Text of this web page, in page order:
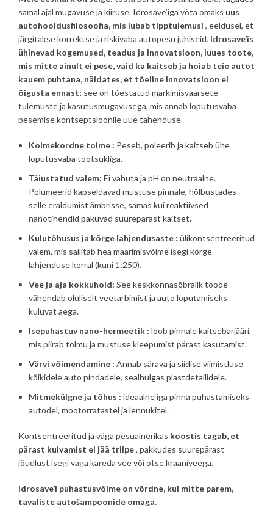
samal ajal mugavuse ja kiiruse. Idrosave’iga võta omaks uus
autohooldusfilosoofia, mis lubab tipptulemusi , eeldusel, et
järgitakse korrektse ja riskivaba autopesu juhiseid. Idrosave’is
ühinevad kogemused, teadus ja innovatsioon, luues toote,
mis mitte ainult ei pese, vaid ka kaitseb ja hoiab teie autot
kauem puhtana, näidates, et tõeline innovatsioon ei
õigusta ennast; see on tõestatud märkimisväärsete
tulemuste ja kasutusmugavusega, mis annab loputusvaba
pesemise kontseptsioonile uue tähenduse.
Kolmekordne toime : Peseb, poleerib ja kaitseb ühe
loputusvaba töötsükliga.
Täiustatud valem: Ei vahuta ja pH on neutraalne.
Polümeerid kapseldavad mustuse pinnale, hõlbustades
selle eraldumist ämbrisse, samas kui reaktiivsed
nanotihendid pakuvad suurepärast kaitset.
Kulutõhusus ja kõrge lahjendusaste : ülikontsentreeritud
valem, mis säilitab hea määrimisvõime isegi kõrge
lahjenduse korral (kuni 1:250).
Vee ja aja kokkuhoid: See keskkonnasõbralik toode
vähendab oluliselt veetarbimist ja auto loputamiseks
kuluvat aega.
Isepuhastuv nano-hermeetik : loob pinnale kaitsebarjääri,
mis piirab tolmu ja mustuse kleepumist pärast kasutamist.
Värvi võimendamine : Annab särava ja siidise viimistluse
kõikidele auto pindadele, sealhulgas plastdetailidele.
Mitmekülgne ja tõhus : ideaalne iga pinna puhastamiseks
autodel, mootorratastel ja lennukitel.
Kontsentreeritud ja väga pesuainerikas koostis tagab, et
pärast kuivamist ei jää triipe, pakkudes suurepärast
jõudlust isegi väga kareda vee või otse kraaniveega.
Idrosave’i puhastusvõime on võrdne, kui mitte parem,
tavaliste autošampoonide omaga.